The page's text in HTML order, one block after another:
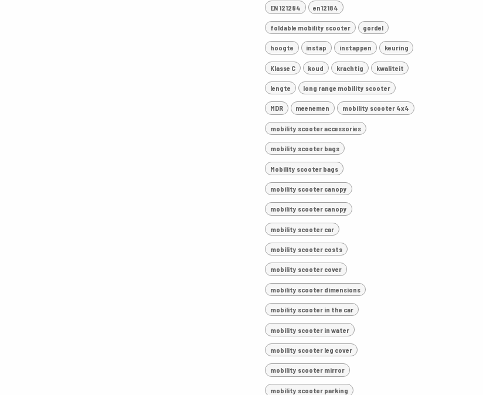
EN 121284 en12184
foldable mobility scooter gordel
hoogte instap instappen keuring
Klasse C koud krachtig kwaliteit
lengte long range mobility scooter
MDR meenemen mobility scooter 4x4
mobility scooter accessories
mobility scooter bags
Mobility scooter bags
mobility scooter canopy
mobility scooter canopy
mobility scooter car
mobility scooter costs
mobility scooter cover
mobility scooter dimensions
mobility scooter in the car
mobility scooter in water
mobility scooter leg cover
mobility scooter mirror
mobility scooter parking